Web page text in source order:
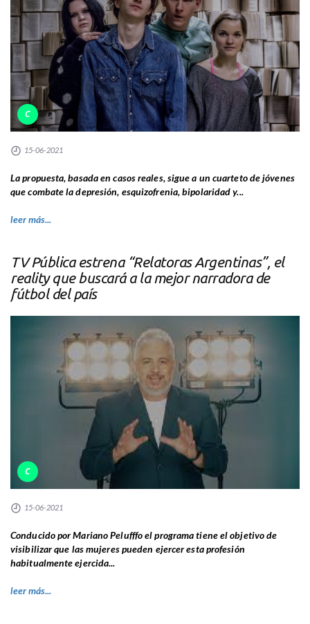
C
15-06-2021
La propuesta, basada en casos reales, sigue a un cuarteto de jóvenes
que combate la depresión, esquizofrenia, bipolaridad y...
leer más...
TV Pública estrena “Relatoras Argentinas”, el
reality que buscará a la mejor narradora de
fútbol del país
C
15-06-2021
Conducido por Mariano Pelufffo el programa tiene el objetivo de
visibilizar que las mujeres pueden ejercer esta profesión
habitualmente ejercida...
leer más...